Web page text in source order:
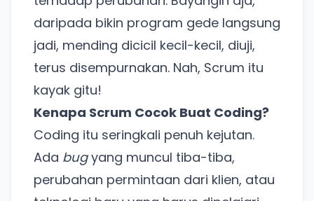
daripada bikin program gede langsung
jadi, mending dicicil kecil-kecil, diuji,
terus disempurnakan. Nah, Scrum itu
kayak gitu!
Kenapa Scrum Cocok Buat Coding?
Coding itu seringkali penuh kejutan.
Ada bugyang muncul tiba-tiba,
perubahan permintaan dari klien, atau